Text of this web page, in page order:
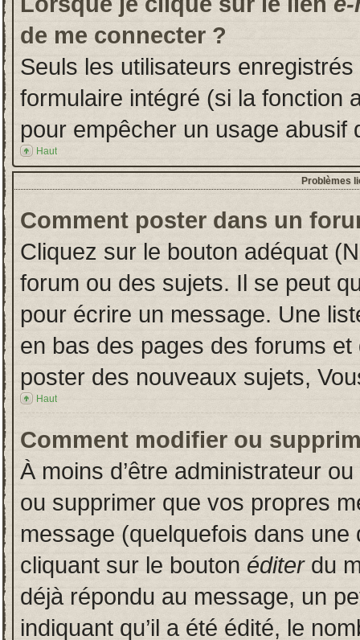
de me connecter ?
Seuls les utilisateurs
formulaire intégré (si la fonction
pour empêcher un usage abusif
Haut
Problèmes
Comment poster dans un
Cliquez sur le bouton adéquat
forum ou des sujets. Il se peut
pour écrire un message. Une
en bas des pages des forums
poster des nouveaux sujets,
Haut
Comment modifier ou
À moins d’être administrateur
ou supprimer que vos propres
message (quelquefois dans
cliquant sur le bouton éditerdu
déjà répondu au message, un
indiquant qu’il a été édité, le